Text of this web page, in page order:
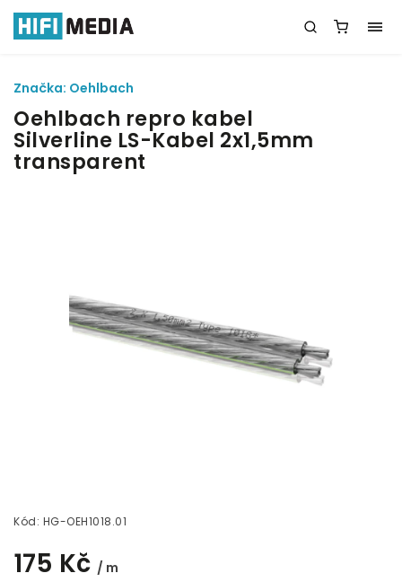
Oehlbach repro kabel
Silverline LS-Kabel 2x1,5mm
transparent
Kód: HG-OEH1018.01
175 Kč / m
Značka: Oehlbach